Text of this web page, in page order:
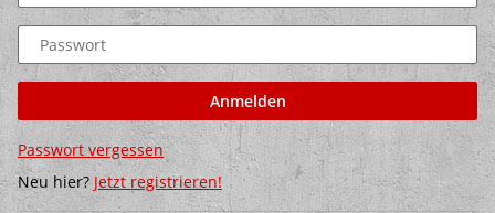
Passwort
Anmelden
Passwort vergessen
Neu hier? Jetzt registrieren!